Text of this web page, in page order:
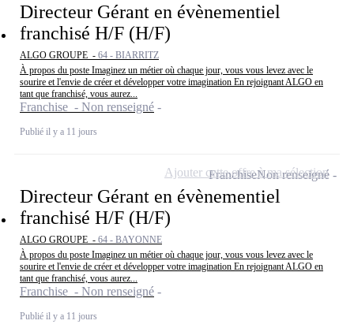
Directeur Gérant en évènementiel
franchisé H/F (H/F)
ALGO GROUPE - 64 - BIARRITZ
À propos du poste Imaginez un métier où chaque jour, vous vous levez avec le
sourire et l'envie de créer et développer votre imagination En rejoignant ALGO en
tant que franchisé, vous aurez...
Franchise - Non renseigné
Publié il y a 11 jours
Directeur Gérant en évènementiel
franchisé H/F (H/F)
ALGO GROUPE - 64 - BAYONNE
À propos du poste Imaginez un métier où chaque jour, vous vous levez avec le
sourire et l'envie de créer et développer votre imagination En rejoignant ALGO en
tant que franchisé, vous aurez...
Franchise - Non renseigné
Publié il y a 11 jours
FranchiseNon renseigné
Ajouter cette offre à ma sélection